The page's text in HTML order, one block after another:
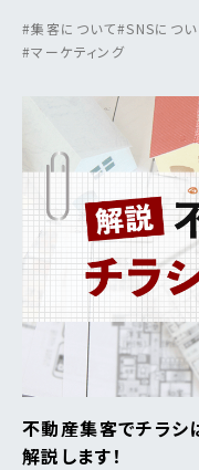
#集客について#SNSにつ
#マーケティング
不動産集客でチラシ
解説します！